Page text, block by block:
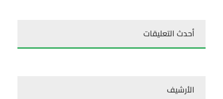
أحدث التعليقات
الأرشيف